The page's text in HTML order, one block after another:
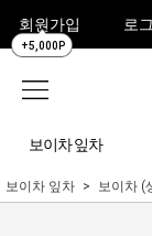
회원가입
+5,000P
로
보이차 잎차
보이차 잎차 보이차 (